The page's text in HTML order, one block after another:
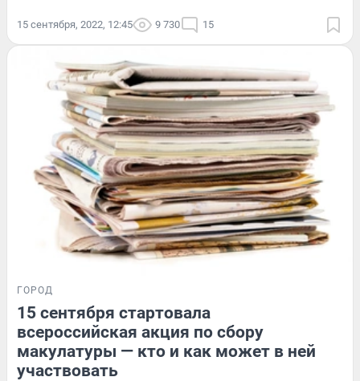
15 сентября, 2022, 12:45 9 730 15
ГОРОД
15 сентября стартовала
всероссийская акция по сбору
макулатуры — кто и как может в ней
участвовать